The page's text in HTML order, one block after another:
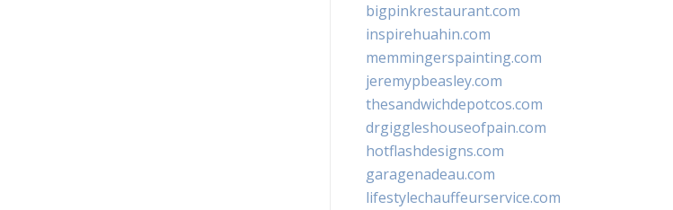
bigpinkrestaurant.com
inspirehuahin.com
memmingerspainting.com
jeremypbeasley.com
thesandwichdepotcos.com
drgiggleshouseofpain.com
hotflashdesigns.com
garagenadeau.com
lifestylechauffeurservice.com